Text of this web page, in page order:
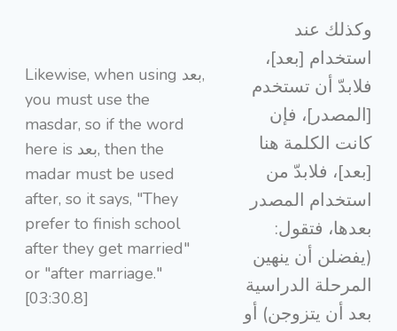
Likewise, when using بعد,
you must use the
masdar, so if the word
here is بعد, then the
madar must be used
after, so it says, "They
prefer to finish school
after they get married"
or "after marriage."
[03:30.8]
وكذلك عند
استخدام [بعد]،
فلابدّ أن تستخدم
[المصدر]، فإن
كانت الكلمة هنا
[بعد]، فلابدّ من
استخدام المصدر
بعدها، فتقول:
(يفضلن أن ينهين
المرحلة الدراسية
بعد أن يتزوجن) أو